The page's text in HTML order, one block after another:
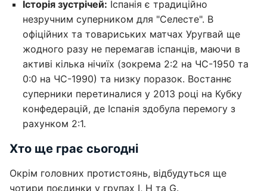
Історія зустрічей: Іспанія є традиційно
незручним суперником для "Селесте". В
офіційних та товариських матчах Уругвай ще
жодного разу не перемагав іспанців, маючи в
активі кілька нічиїх (зокрема 2:2 на ЧС-1950 та
0:0 на ЧС-1990) та низку поразок. Востаннє
суперники перетиналися у 2013 році на Кубку
конфедерацій, де Іспанія здобула перемогу з
рахунком 2:1.
Хто ще грає сьогодні
Окрім головних протистоянь, відбудуться ще
чотири поєдинки у групах І, Н та G.